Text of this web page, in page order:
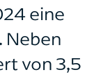
eine
Neben
von 3,5